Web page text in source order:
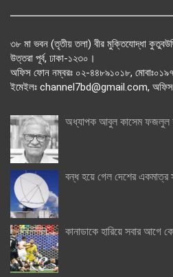
৩৮ মা ভবন (তৃতীয় তলা) বীর মুক্তিযোদ্ধা
উত্তরা পূর্ব, ঢাকা-১২৩০।
অফিস ফোন নম্বরঃ ০২-৪৪৮৯১০১৮,
ইমেইলঃ channel7bd@gmail.com,
অধ্যাপক আবুল কাসেম ফজলুল
বন্ধ হয়ে গেল দেশের একমাত্র
কানাডাকে হারিয়ে সবার আগে